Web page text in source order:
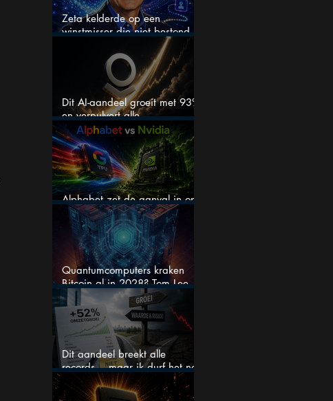
Zeta kelderde op een
winstmisser die niet bestond
maar zijn de aandelen
koopwaardig?
Dit AI-aandeel groeit met 93%
en verpulvert alle
verwachtingen, maar is het nu
nog wel koopwaardig?
Alphabet zet de aanval in op
Nvidia met eigen AI-chips
Quantumcomputers kraken
Bitcoin al in 2028? Tom Lee
luidt de alarmbel
Dit aandeel breekt alle
records… maar ik durf het na
deze koersstijging niet te
kopen